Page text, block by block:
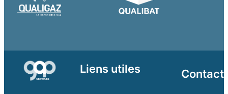
Liens utiles Contact